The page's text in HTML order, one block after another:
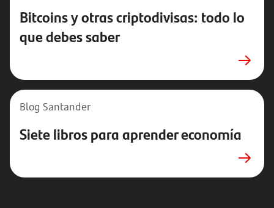
Bitcoins y otras criptodivisas: todo lo
que debes saber
Blog Santander
Siete libros para aprender economía